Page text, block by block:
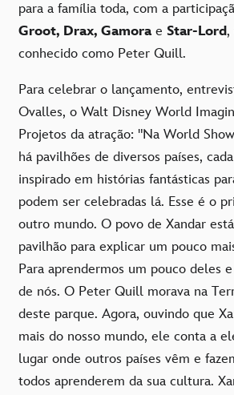
para a família toda, com a
Groot, Drax, Gamorae Star-Lord,
conhecido como Peter Quill.
Para celebrar o lançamento,
Ovalles, o Walt Disney World
Projetos da atração: "Na World
há pavilhões de diversos países,
inspirado em histórias fantásticas
podem ser celebradas lá. Esse é o
outro mundo. O povo de Xandar
pavilhão para explicar um pouco
Para aprendermos um pouco deles
de nós. O Peter Quill morava na
deste parque. Agora, ouvindo que
mais do nosso mundo, ele conta a
lugar onde outros países vêm e
todos aprenderem da sua cultura.